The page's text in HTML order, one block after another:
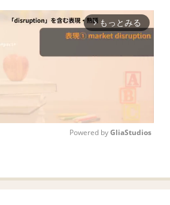
arrow_forward_ios もっとみる
Powered by GliaStudios